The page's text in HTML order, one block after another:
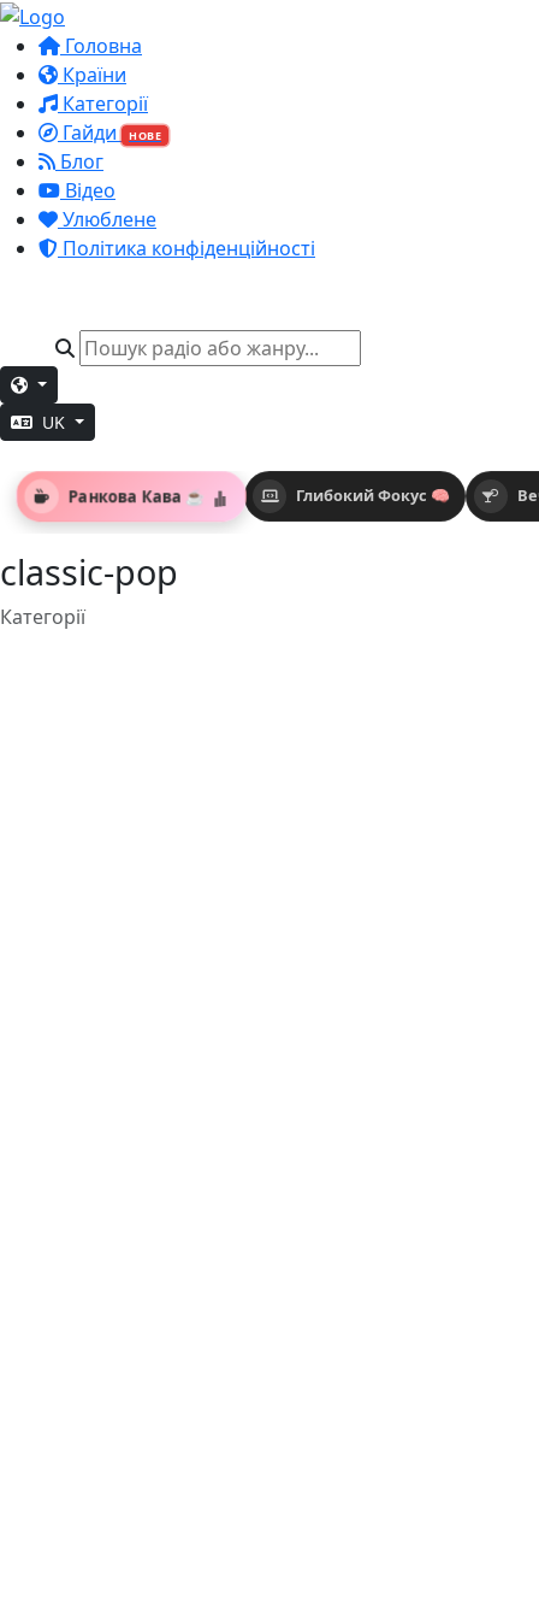
Головна
Країни
Категорії
Гайди
НОВЕ
Блог
Відео
Улюблене
Політика конфіденційності
UK
Ранкова Кава ☕ Глибокий Фокус 🧠
classic-pop
Категорії